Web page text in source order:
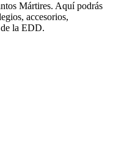
Mártires. Aquí podrás
accesorios,
la EDD.